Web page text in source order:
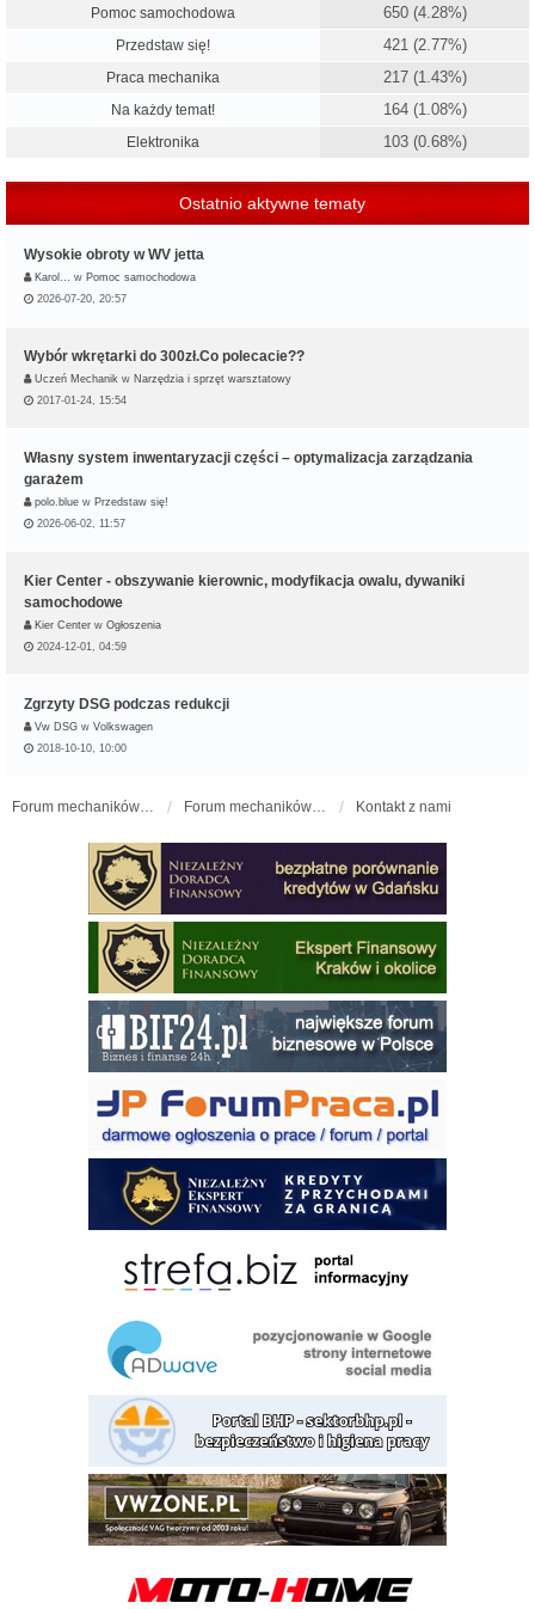
Pomoc samochodowa
650 (4.28%)
Przedstaw się! 421 (2.77%)
Praca mechanika 217 (1.43%)
Na każdy temat! 164 (1.08%)
Elektronika 103 (0.68%)
Ostatnio aktywne tematy
Wysokie obroty w WV jetta
Karol… w Pomoc samochodowa
2026-07-20, 20:57
Wybór wkrętarki do 300zł.Co polecacie??
Uczeń Mechanik w Narzędzia i sprzęt warsztatowy
2017-01-24, 15:54
Własny system inwentaryzacji części – optymalizacja zarządzania
garażem
polo.blue w Przedstaw się!
2026-06-02, 11:57
Kier Center - obszywanie kierownic, modyfikacja owalu, dywaniki
samochodowe
Kier Center w Ogłoszenia
2024-12-01, 04:59
Zgrzyty DSG podczas redukcji
Vw DSG w Volkswagen
2018-10-10, 10:00
Forum mechaników samochodowych - forum-mechaniczne.pl Forum mechaników samochodowych Kontakt z nami